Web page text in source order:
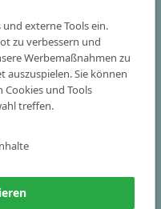
externe Tools ein.
zu verbessern und
Werbemaßnahmen zu
auszuspielen. Sie können
Cookies und Tools
treffen.